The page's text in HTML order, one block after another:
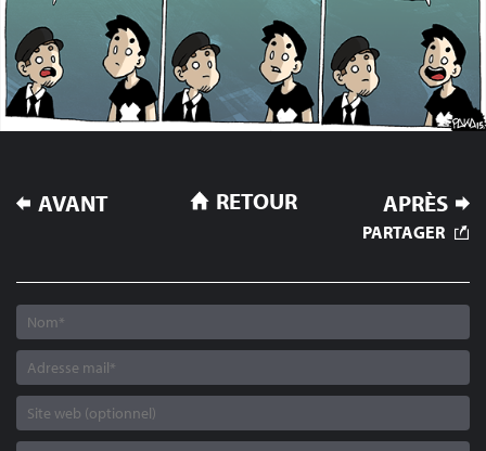
NAVIGATION
DE
AVANT APRÈS
RETOUR
PARTAGER